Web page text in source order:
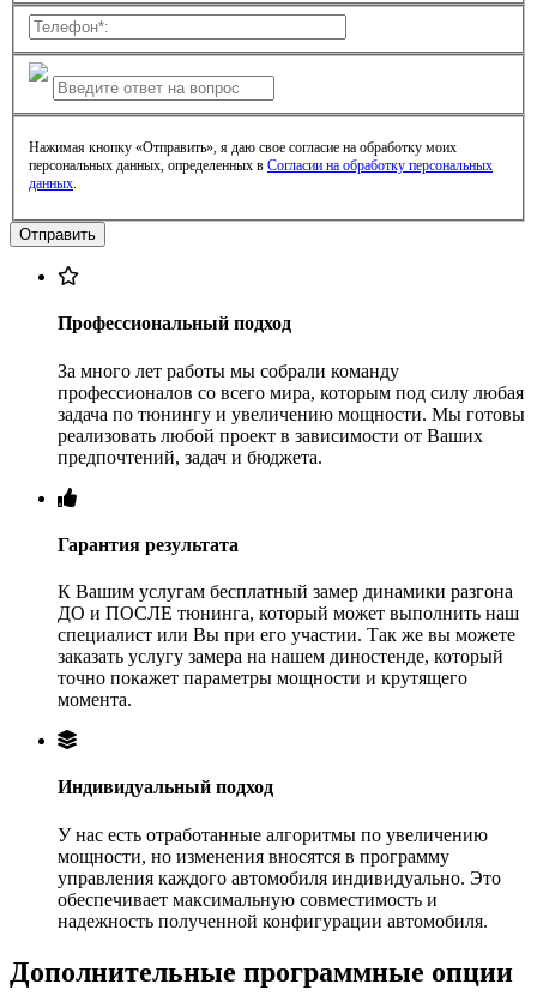
Нажимая кнопку «Отправить», я даю свое согласие на обработку моих
персональных данных, определенных в Согласии на обработку персональных
данных.
Профессиональный подход
За много лет работы мы собрали команду
профессионалов со всего мира, которым под силу любая
задача по тюнингу и увеличению мощности. Мы готовы
реализовать любой проект в зависимости от Ваших
предпочтений, задач и бюджета.
Гарантия результата
К Вашим услугам бесплатный замер динамики разгона
ДО и ПОСЛЕ тюнинга, который может выполнить наш
специалист или Вы при его участии. Так же вы можете
заказать услугу замера на нашем диностенде, который
точно покажет параметры мощности и крутящего
момента.
Индивидуальный подход
У нас есть отработанные алгоритмы по увеличению
мощности, но изменения вносятся в программу
управления каждого автомобиля индивидуально. Это
обеспечивает максимальную совместимость и
надежность полученной конфигурации автомобиля.
Дополнительные программные опции